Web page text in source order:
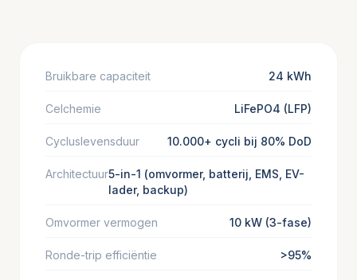
Bruikbare capaciteit 24 kWh
Celchemie LiFePO4 (LFP)
Cycluslevensduur 10.000+ cycli bij 80% DoD
Architectuur5-in-1 (omvormer, batterij, EMS, EV-
lader, backup)
Omvormer vermogen 10 kW (3-fase)
Ronde-trip efficiëntie >95%